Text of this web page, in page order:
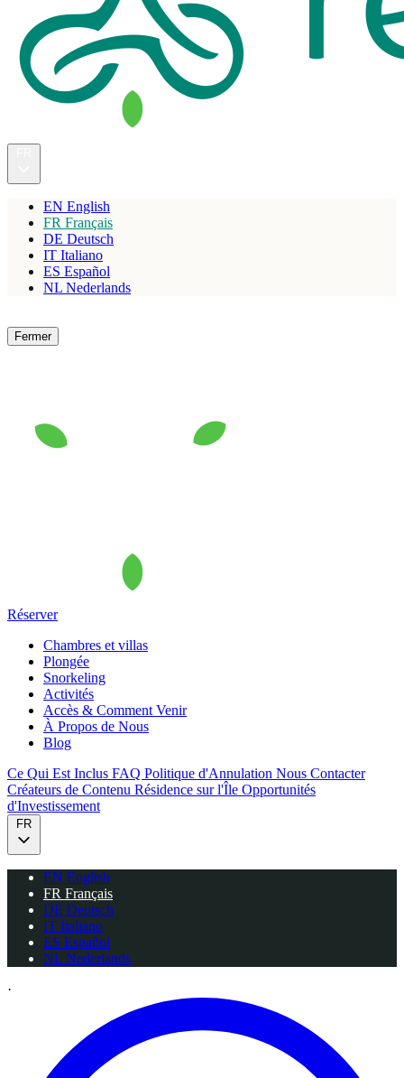
EN English
FR Français
DE Deutsch
IT Italiano
ES Español
NL Nederlands
Fermer
Réserver
Chambres et villas
Plongée
Snorkeling
Activités
Accès & Comment Venir
À Propos de Nous
Blog
Ce Qui Est Inclus FAQ Politique d'Annulation Nous Contacter
Créateurs de Contenu Résidence sur l'Île Opportunités
d'Investissement
FR
EN English
FR Français
DE Deutsch
IT Italiano
ES Español
NL Nederlands
·